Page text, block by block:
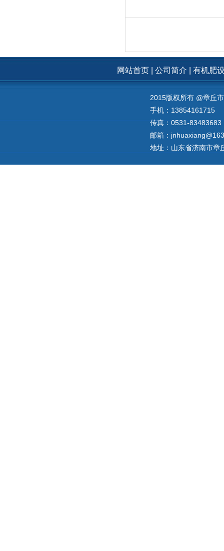
网站首页 公司简介 有机肥
2015版权所有 @章丘
手机：13854161715
传真：0531-83483683
邮箱：
地址：山东省济南市章